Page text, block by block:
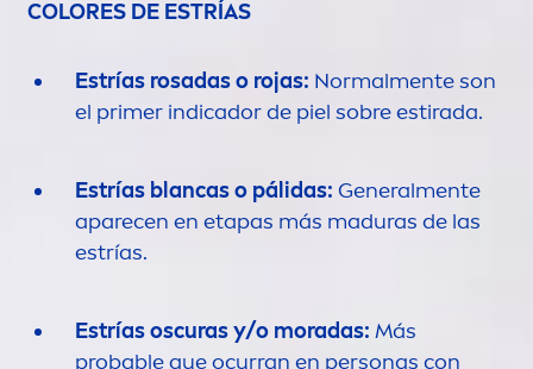
COLORES DE ESTRÍAS
Estrías rosadas o rojas: Normalmente son
el primer indicador de piel sobre estirada.
Estrías blancas o pálidas: Generalmente
aparecen en etapas más maduras de las
estrías.
Estrías oscuras y/o moradas: Más
probable que ocurran en personas con